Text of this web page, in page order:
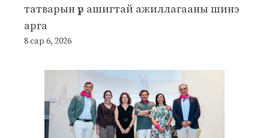
татварын үр ашигтай ажиллагааны шинэ
арга
8 сар 6, 2026